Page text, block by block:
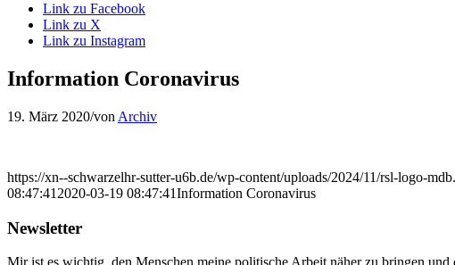
Link zu Facebook
Link zu X
Link zu Instagram
Information Coronavirus
19. März 2020/von Archiv
https://xn--schwarzelhr-sutter-u6b.de/wp-content/uploads/2024/11/rsl-logo-
08:47:41 2020-03-19 08:47:41Information Coronavirus
Newsletter